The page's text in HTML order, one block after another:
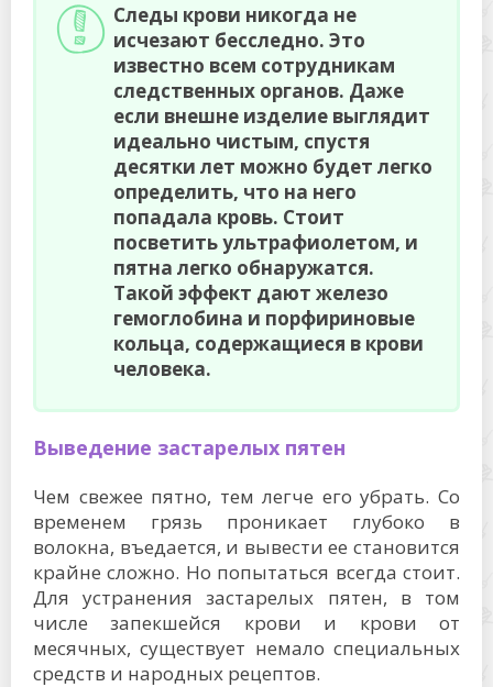
Следы крови никогда не
исчезают бесследно. Это
известно всем сотрудникам
следственных органов. Даже
если внешне изделие выглядит
идеально чистым, спустя
десятки лет можно будет легко
определить, что на него
попадала кровь. Стоит
посветить ультрафиолетом, и
пятна легко обнаружатся.
Такой эффект дают железо
гемоглобина и порфириновые
кольца, содержащиеся в крови
человека.
Выведение застарелых пятен
Чем свежее пятно, тем легче его убрать. Со
временем грязь проникает глубоко в
волокна, въедается, и вывести ее становится
крайне сложно. Но попытаться всегда стоит.
Для устранения застарелых пятен, в том
числе запекшейся крови и крови от
месячных, существует немало специальных
средств и народных рецептов.